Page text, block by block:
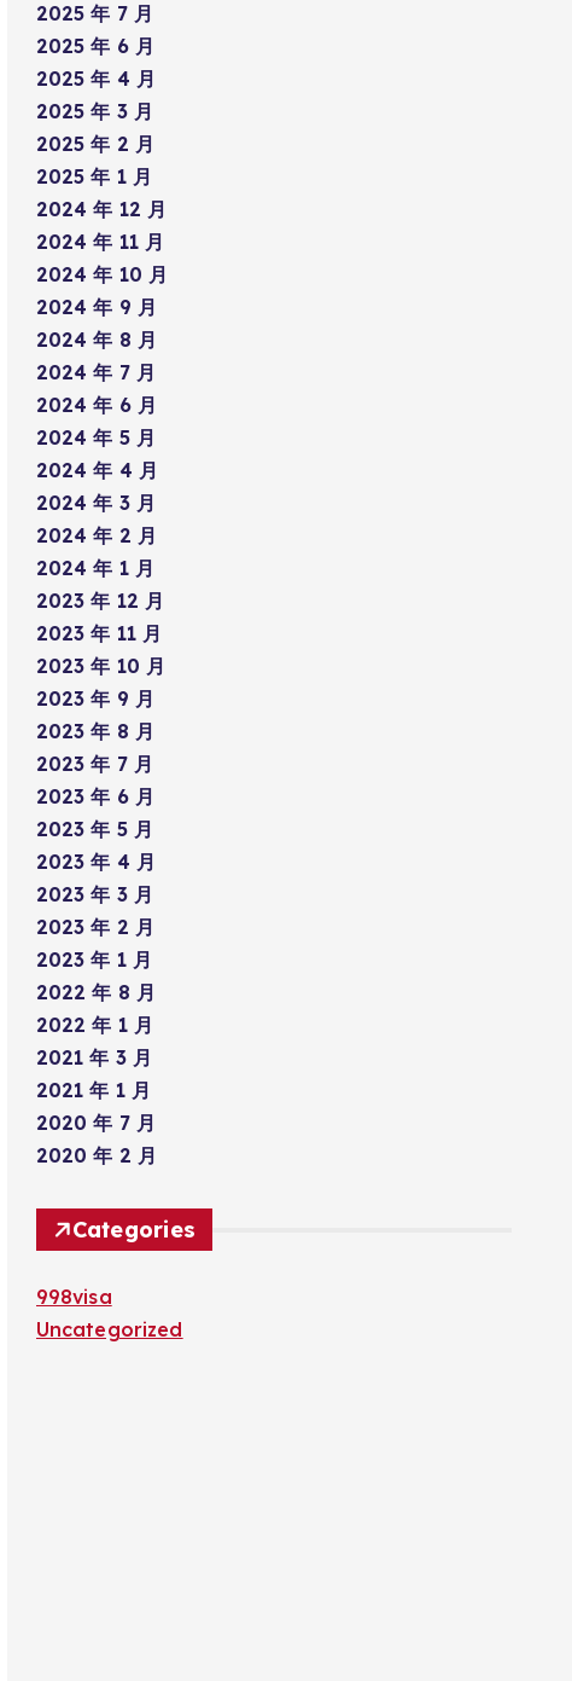
2025 年 7 月
2025 年 6 月
2025 年 4 月
2025 年 3 月
2025 年 2 月
2025 年 1 月
2024 年 12 月
2024 年 11 月
2024 年 10 月
2024 年 9 月
2024 年 8 月
2024 年 7 月
2024 年 6 月
2024 年 5 月
2024 年 4 月
2024 年 3 月
2024 年 2 月
2024 年 1 月
2023 年 12 月
2023 年 11 月
2023 年 10 月
2023 年 9 月
2023 年 8 月
2023 年 7 月
2023 年 6 月
2023 年 5 月
2023 年 4 月
2023 年 3 月
2023 年 2 月
2023 年 1 月
2022 年 8 月
2022 年 1 月
2021 年 3 月
2021 年 1 月
2020 年 7 月
2020 年 2 月
Categories
998visa
Uncategorized